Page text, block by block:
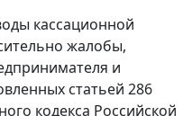
кассационной
жалобы,
и
статьей 286
кодекса Российской